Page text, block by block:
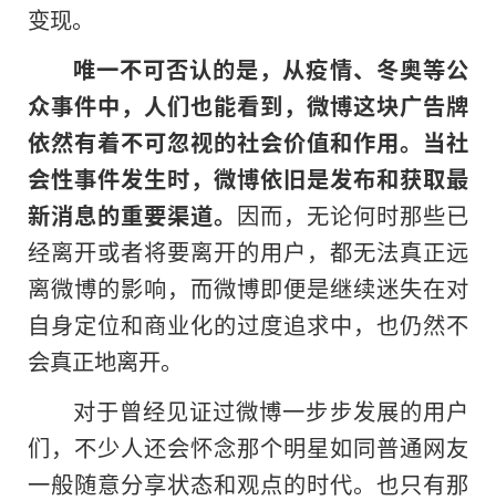
变现。
唯一不可否认的是，从疫情、冬奥等公
众事件中，人们也能看到，微博这块广告牌
依然有着不可忽视的社会价值和作用。当社
会性事件发生时，微博依旧是发布和获取最
新消息的重要渠道。 因而，无论何时那些已
经离开或者将要离开的用户，都无法真正远
离微博的影响，而微博即便是继续迷失在对
自身定位和商业化的过度追求中，也仍然不
会真正地离开。
对于曾经见证过微博一步步发展的用户
们，不少人还会怀念那个明星如同普通网友
一般随意分享状态和观点的时代。也只有那